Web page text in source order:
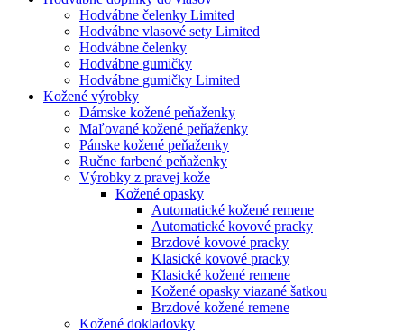
Hodvábne čelenky Limited
Hodvábne vlasové sety Limited
Hodvábne čelenky
Hodvábne gumičky
Hodvábne gumičky Limited
Kožené výrobky
Dámske kožené peňaženky
Maľované kožené peňaženky
Pánske kožené peňaženky
Ručne farbené peňaženky
Výrobky z pravej kože
Kožené opasky
Automatické kožené remene
Automatické kovové pracky
Brzdové kovové pracky
Klasické kovové pracky
Klasické kožené remene
Kožené opasky viazané šatkou
Brzdové kožené remene
Kožené dokladovky